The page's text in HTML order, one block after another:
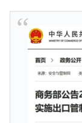
『Money1』
は韓国で『
1.9倍！
ドを掲げる「
『Money1』